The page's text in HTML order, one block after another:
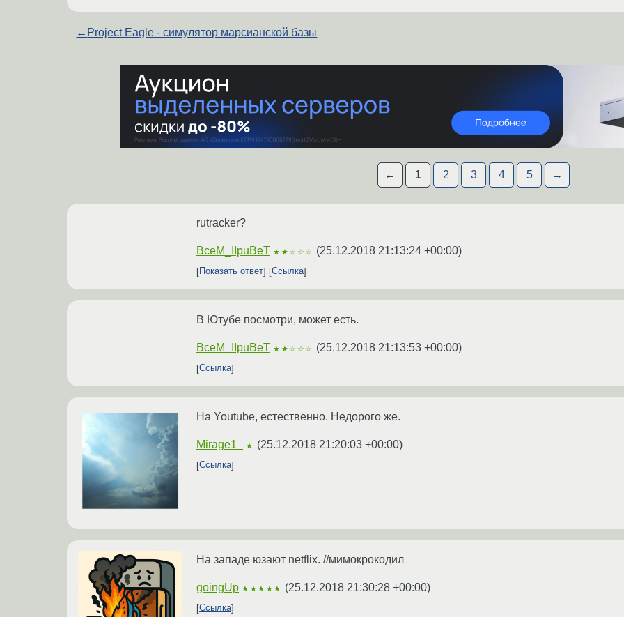
← Project Eagle - симулятор марсианской базы
← 1 2 3 4 5 →
rutracker?
BceM_IIpuBeT ★★☆☆☆ (25.12.2018 21:13:24 +00:00)
Показать ответ Ссылка
В Ютубе посмотри, может есть.
BceM_IIpuBeT ★★☆☆☆ (25.12.2018 21:13:53 +00:00)
Ссылка
На Youtube, естественно. Недорого же.
Mirage1_ ★ (25.12.2018 21:20:03 +00:00)
Ссылка
На западе юзают netflix. //мимокрокодил
goingUp ★★★★★ (25.12.2018 21:30:28 +00:00)
Ссылка